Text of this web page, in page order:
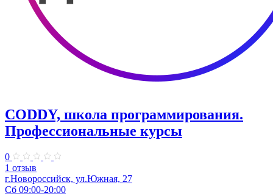
CODDY, школа программирования.
Профессиональные курсы
0
1 отзыв
г.Новороссийск, ул.Южная, 27
Сб 09:00-20:00